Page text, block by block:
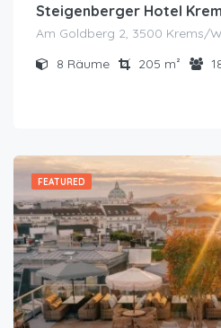
Steigenberger Hotel
Am Goldberg 2, 3500 Krems/
8 Räume 205 m²
FEATURED